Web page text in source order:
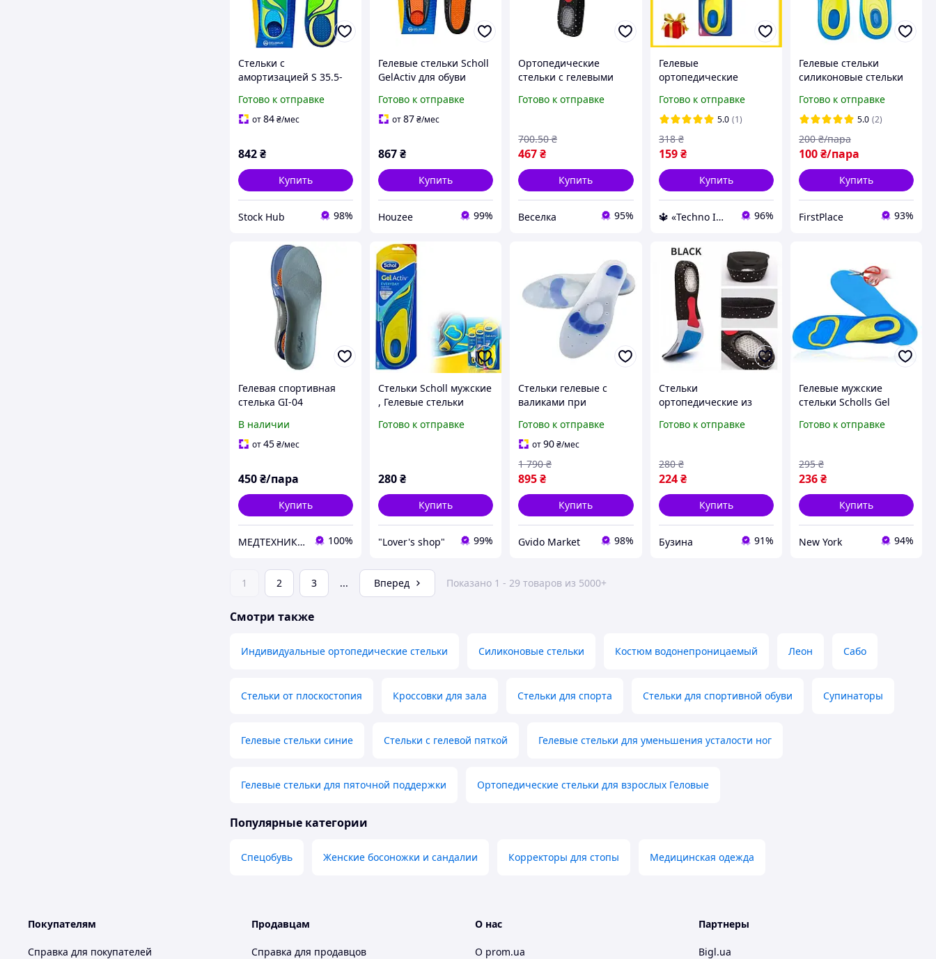
Стельки с
амортизацией S 35.5-
Trainer Спортивные
гелевые стельки для
Готово к отправке
от84₴/мес
842₴
Купить
Stock Hub 98%
Гелевые стельки Scholl
GelActiv для обуви
комфорта и поддержки
стопы
Готово к отправке
от87₴/мес
867₴
Купить
Houzee 99%
Ортопедические
стельки с гелевыми
поддержки сводов
амортизирующие
FLAME
Готово к отправке
467₴
700.50 ₴
Купить
Веселка 95%
Гелевые
ортопедические
актив гель
силиконовые
универсальные
снижение нагрузки на
RZV
Готово к отправке
5.0 (1)
159 ₴
318 ₴
Купить
🔱 «Techno Imperia» Компетентность! Качество товара! Быстрая отправка! ✅ 96%
Гелевые стельки
силиконовые стельки
Everyday
Готово к отправке
5.0 (2)
100₴/пара
200 ₴/пара
Купить
FirstPlace 93%
Гелевая спортивная
стелька GI-04
В наличии
от45₴/мес
450₴/пара
Купить
МЕДТЕХНИКА - путь к здоровью 100%
Стельки Scholl мужские
, Гелевые стельки
Готово к отправке
280₴
Купить
"Lover's shop" 99%
Стельки гелевые с
валиками при
поперечном
плоскостопии
повседневные для
усталых ног дышащие
37-38
Готово к отправке
от90₴/мес
895₴
1 790 ₴
Купить
Gvido Market 98%
Стельки
ортопедические из
амортизирующими
супинатором р. 40-43
buzyna
Готово к отправке
224 ₴
280 ₴
Купить
Бузина 91%
Гелевые мужские
стельки Scholls Gel
newyork
Готово к отправке
236₴
295 ₴
Купить
New York 94%
1 2 3 ... Вперед Показано 1 - 29 товаров из 5000+
Смотри также
Индивидуальные ортопедические стельки Силиконовые стельки Костюм водонепроницаемый Леон Сабо
Стельки от плоскостопия Кроссовки для зала Стельки для спорта Стельки для спортивной обуви Супинаторы
Гелевые стельки синие Стельки с гелевой пяткой Гелевые стельки для уменьшения усталости ног
Гелевые стельки для пяточной поддержки Ортопедические стельки для взрослых Геловые
Популярные категории
Спецобувь Женские босоножки и сандалии Корректоры для стопы Медицинская одежда
Покупателям
Справка для покупателей
Продавцам
Справка для продавцов
О нас
О prom.ua
Партнеры
Bigl.ua